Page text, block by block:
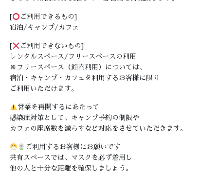
[
ご利用できるもの]
宿泊/キャンプ/カフェ
[
ご利用できないもの]
レンタルスペース/フリースペースの利用
※フリースペース（館内利用）については、
宿泊・キャンプ・カフェを利用するお客様に限り
ご利用いただけます。
営業を再開するにあたって
感染症対策として、キャンプ予約の制限や
カフェの座席数を減らすなど対応をさせていただきます。
ご利用するお客様にお願いです
共有スペースでは、マスクを必ず着用し
他の人と十分な距離を確保しましょう。